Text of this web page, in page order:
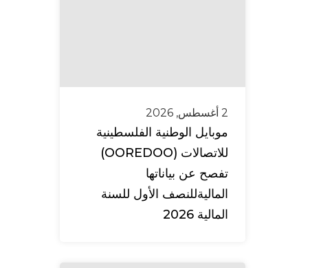
2 أغسطس, 2026
موبايل الوطنية الفلسطينية
للاتصالات (OOREDOO)
تفصح عن بياناتها
الماليةللنصف الأول للسنة
المالية 2026